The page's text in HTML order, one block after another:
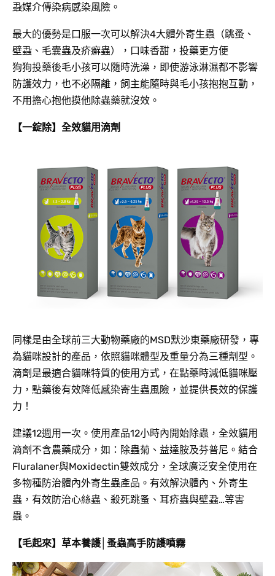
蝨媒介傳染病感染風險。
最大的優勢是口服一次可以解決4大體外寄生蟲（跳蚤、
壁蝨、毛囊蟲及疥癬蟲），口味香甜，投藥更方便
狗狗投藥後毛小孩可以隨時洗澡，即使游泳淋濕都不影響
防護效力，也不必隔離，飼主能隨時與毛小孩抱抱互動，
不用擔心抱他摸他除蟲藥就沒效。
【一錠除】全效貓用滴劑
同樣是由全球前三大動物藥廠的MSD默沙東藥廠研發，專
為貓咪設計的產品，依照貓咪體型及重量分為三種劑型。
滴劑是最適合貓咪特質的使用方式，在點藥時減低貓咪壓
力，點藥後有效降低感染寄生蟲風險，並提供長效的保護
力！
建議12週用一次。使用產品12小時內開始除蟲，全效貓用
滴劑不含農藥成分，如：除蟲菊、益達胺及芬普尼。結合
Fluralaner與Moxidectin雙效成分，全球廣泛安全使用在
多物種防治體內外寄生蟲產品。有效解決體內、外寄生
蟲，有效防治心絲蟲、殺死跳蚤、耳疥蟲與壁蝨…等害
蟲。
【毛起來】草本養護│蚤蟲高手防護噴霧